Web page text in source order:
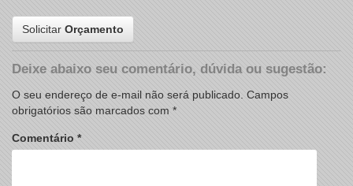
Solicitar Orçamento
Deixe abaixo seu comentário, dúvida ou sugestão:
O seu endereço de e-mail não será publicado. Campos
obrigatórios são marcados com *
Comentário *